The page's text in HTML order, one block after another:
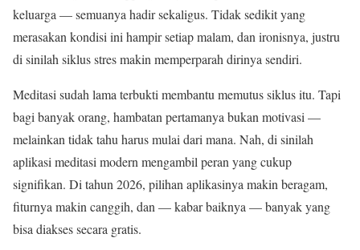
keluarga — semuanya hadir sekaligus. Tidak sedikit yang
merasakan kondisi ini hampir setiap malam, dan ironisnya, justru
di sinilah siklus stres makin memperparah dirinya sendiri.
Meditasi sudah lama terbukti membantu memutus siklus itu. Tapi
bagi banyak orang, hambatan pertamanya bukan motivasi —
melainkan tidak tahu harus mulai dari mana. Nah, di sinilah
aplikasi meditasi modern mengambil peran yang cukup
signifikan. Di tahun 2026, pilihan aplikasinya makin beragam,
fiturnya makin canggih, dan — kabar baiknya — banyak yang
bisa diakses secara gratis.